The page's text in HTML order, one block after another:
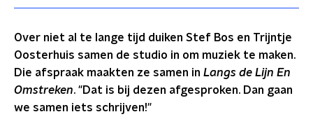
Over niet al te lange tijd duiken Stef Bos en Trijntje
Oosterhuis samen de studio in om muziek te maken.
Die afspraak maakten ze samen in Langs de Lijn En
Omstreken. "Dat is bij dezen afgesproken. Dan gaan
we samen iets schrijven!"